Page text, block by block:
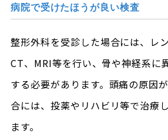
病院で受けたほうが良い検査
整形外科を受診した場合には、レ
CT、MRI等を行い、骨や神経系に
する必要があります。頭痛の原因
合には、投薬やリハビリ等で治療
ます。